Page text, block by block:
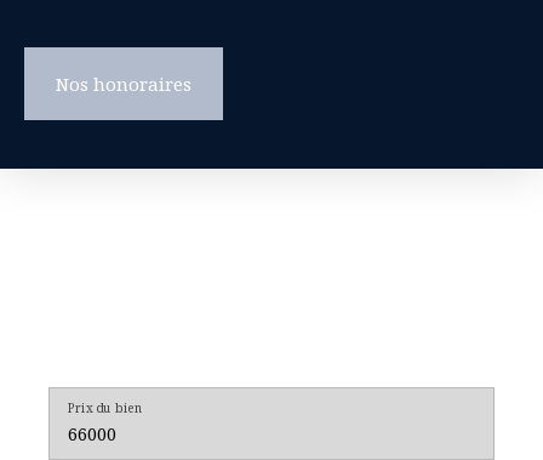
Nos honoraires
Prix du bien